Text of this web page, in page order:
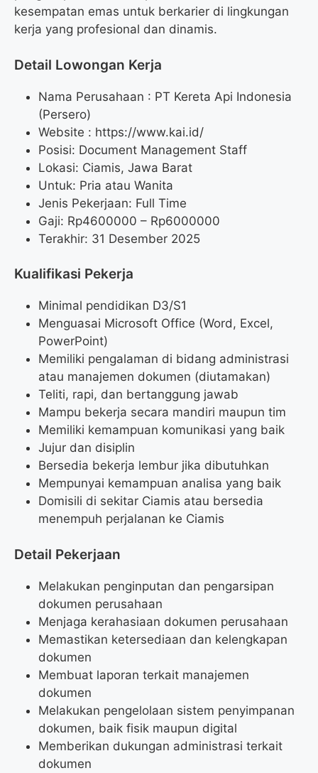
kesempatan emas untuk berkarier di lingkungan
kerja yang profesional dan dinamis.
Detail Lowongan Kerja
Nama Perusahaan : PT Kereta Api Indonesia
(Persero)
Website : https://www.kai.id/
Posisi: Document Management Staff
Lokasi: Ciamis, Jawa Barat
Untuk: Pria atau Wanita
Jenis Pekerjaan: Full Time
Gaji: Rp4600000 – Rp6000000
Terakhir: 31 Desember 2025
Kualifikasi Pekerja
Minimal pendidikan D3/S1
Menguasai Microsoft Office (Word, Excel,
PowerPoint)
Memiliki pengalaman di bidang administrasi
atau manajemen dokumen (diutamakan)
Teliti, rapi, dan bertanggung jawab
Mampu bekerja secara mandiri maupun tim
Memiliki kemampuan komunikasi yang baik
Jujur dan disiplin
Bersedia bekerja lembur jika dibutuhkan
Mempunyai kemampuan analisa yang baik
Domisili di sekitar Ciamis atau bersedia
menempuh perjalanan ke Ciamis
Detail Pekerjaan
Melakukan penginputan dan pengarsipan
dokumen perusahaan
Menjaga kerahasiaan dokumen perusahaan
Memastikan ketersediaan dan kelengkapan
dokumen
Membuat laporan terkait manajemen
dokumen
Melakukan pengelolaan sistem penyimpanan
dokumen, baik fisik maupun digital
Memberikan dukungan administrasi terkait
dokumen